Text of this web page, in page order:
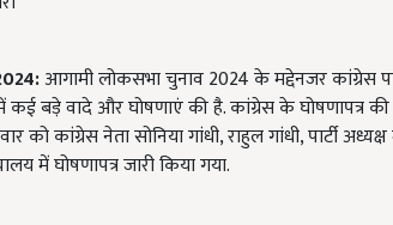
आगामी लोकसभा चुनाव 2024 के मद्देनजर कांग्रेस
कई बड़े वादे और घोषणाएं की है. कांग्रेस के घोषणापत्र
को कांग्रेस नेता सोनिया गांधी, राहुल गांधी, पार्टी
में घोषणापत्र जारी किया गया.